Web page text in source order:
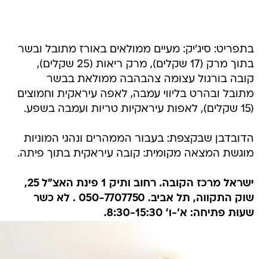
בתפריט: סיג'יק: מעיים ממולאים באורז מתובל ובשר
בתוך מרק (17 שקלים), מרק ריאות (25 שקלים),
קובה בורגול עצומה צהבהבה ממולאת בבשר
מתובל ובהרט בליווי עמבה, לאפה עיראקית וחמוצים
(15 שקלים), לאפות עיראקיות טריות ועמבה בשפע.
הדובדבן שבקצפת: בעבור הממהרים ונהגי המוניות
מוגשת המצאה מקומית: קובה עיראקית בתוך פיתה.
ישראל מרכז הקובה. רחוב ותיק 1 פינת האצ"ל 25,
שוק התקווה, תל אביב. 050-7707750 . לא כשר
שעות פתיחה: א'-ו' 8:30-15:30.